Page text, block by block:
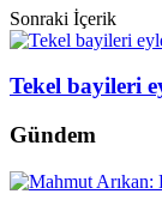
Sonraki İçerik
Tekel bayileri
Gündem